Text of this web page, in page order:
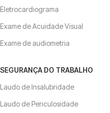
Eletrocardiograma
Exame de Acuidade Visual
Exame de audiometria
SEGURANÇA DO TRABALHO
Laudo de Insalubridade
Laudo de Periculosidade